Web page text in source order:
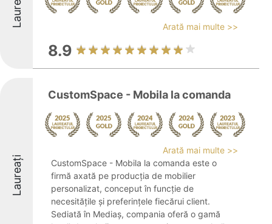
Arată mai multe >>
8.9
Laureați
CustomSpace - Mobila la comanda
Arată mai multe >>
CustomSpace - Mobila la comanda este o
firmă axată pe producția de mobilier
personalizat, conceput în funcție de
necesitățile și preferințele fiecărui client.
Sediată în Mediaș, compania oferă o gamă